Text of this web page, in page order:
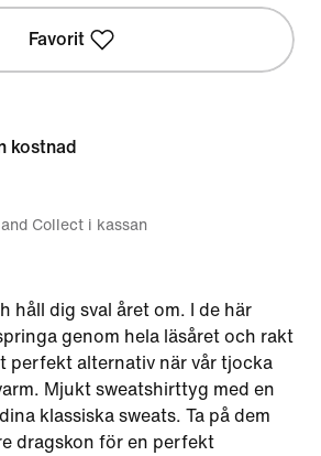
Favorit
kostnad
Collect i kassan
håll dig sval året om. I de här
genom hela läsåret och rakt
perfekt alternativ när vår tjocka
Mjukt sweatshirttyg med en
klassiska sweats. Ta på dem
dragskon för en perfekt